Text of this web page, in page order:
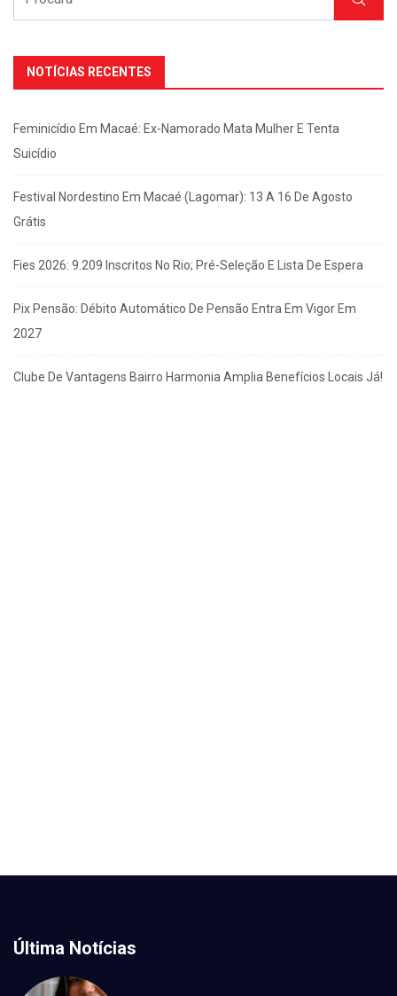
NOTÍCIAS RECENTES
Feminicídio Em Macaé: Ex-Namorado Mata Mulher E Tenta
Suicídio
Festival Nordestino Em Macaé (Lagomar): 13 A 16 De Agosto
Grátis
Fies 2026: 9.209 Inscritos No Rio; Pré-Seleção E Lista De Espera
Pix Pensão: Débito Automático De Pensão Entra Em Vigor Em
2027
Clube De Vantagens Bairro Harmonia Amplia Benefícios Locais Já!
Última Notícias